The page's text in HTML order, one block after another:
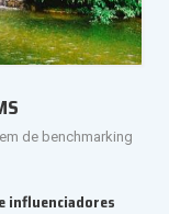
de benchmarking
influenciadores